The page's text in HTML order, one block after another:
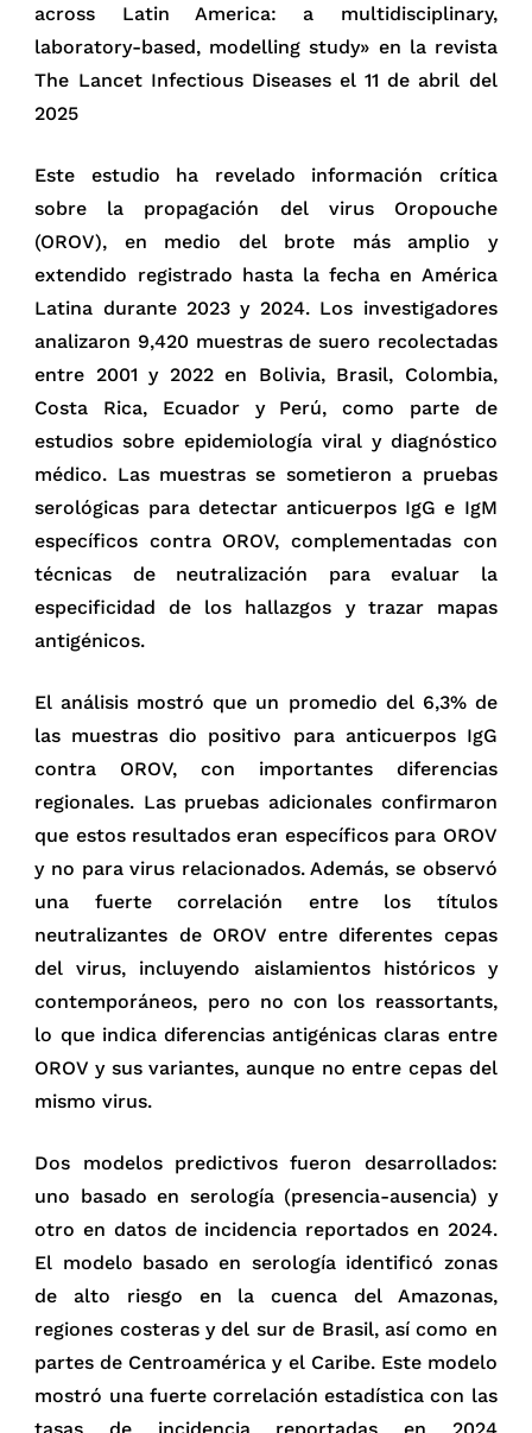
across Latin America: a multidisciplinary,
laboratory-based, modelling study» en la revista
The Lancet Infectious Diseases el 11 de abril del
2025
Este estudio ha revelado información crítica
sobre la propagación del virus Oropouche
(OROV), en medio del brote más amplio y
extendido registrado hasta la fecha en América
Latina durante 2023 y 2024. Los investigadores
analizaron 9,420 muestras de suero recolectadas
entre 2001 y 2022 en Bolivia, Brasil, Colombia,
Costa Rica, Ecuador y Perú, como parte de
estudios sobre epidemiología viral y diagnóstico
médico. Las muestras se sometieron a pruebas
serológicas para detectar anticuerpos IgG e IgM
específicos contra OROV, complementadas con
técnicas de neutralización para evaluar la
especificidad de los hallazgos y trazar mapas
antigénicos.
El análisis mostró que un promedio del 6,3% de
las muestras dio positivo para anticuerpos IgG
contra OROV, con importantes diferencias
regionales. Las pruebas adicionales confirmaron
que estos resultados eran específicos para OROV
y no para virus relacionados. Además, se observó
una fuerte correlación entre los títulos
neutralizantes de OROV entre diferentes cepas
del virus, incluyendo aislamientos históricos y
contemporáneos, pero no con los reassortants,
lo que indica diferencias antigénicas claras entre
OROV y sus variantes, aunque no entre cepas del
mismo virus.
Dos modelos predictivos fueron desarrollados:
uno basado en serología (presencia-ausencia) y
otro en datos de incidencia reportados en 2024.
El modelo basado en serología identificó zonas
de alto riesgo en la cuenca del Amazonas,
regiones costeras y del sur de Brasil, así como en
partes de Centroamérica y el Caribe. Este modelo
mostró una fuerte correlación estadística con las